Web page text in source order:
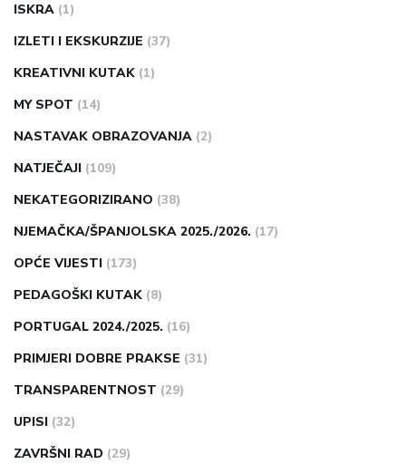
ISKRA (1)
IZLETI I EKSKURZIJE (37)
KREATIVNI KUTAK (1)
MY SPOT (14)
NASTAVAK OBRAZOVANJA (2)
NATJEČAJI (109)
NEKATEGORIZIRANO (38)
NJEMAČKA/ŠPANJOLSKA 2025./2026. (17)
OPĆE VIJESTI (173)
PEDAGOŠKI KUTAK (8)
PORTUGAL 2024./2025. (16)
PRIMJERI DOBRE PRAKSE (31)
TRANSPARENTNOST (29)
UPISI (32)
ZAVRŠNI RAD (29)